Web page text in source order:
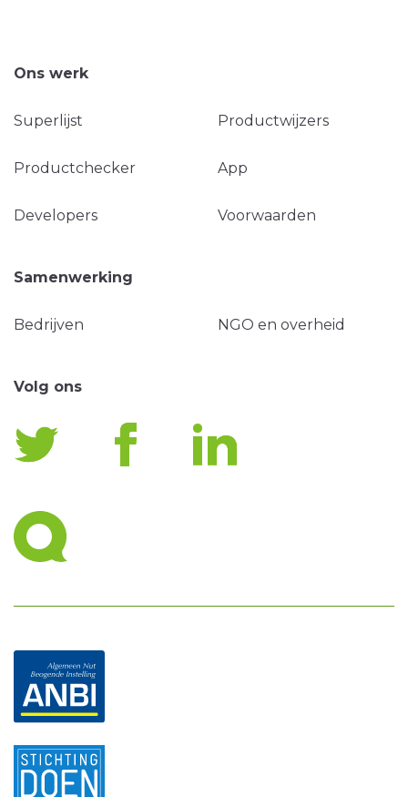
Ons werk
Superlijst Productwijzers
Productchecker App
Developers Voorwaarden
Samenwerking
Bedrijven NGO en overheid
Volg ons